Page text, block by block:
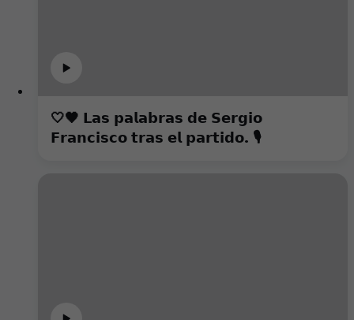
🤍🖤 𝗟𝗮𝘀 𝗽𝗮𝗹𝗮𝗯𝗿𝗮𝘀 𝗱𝗲 𝗦𝗲𝗿𝗴𝗶𝗼
𝗙𝗿𝗮𝗻𝗰𝗶𝘀𝗰𝗼 𝘁𝗿𝗮𝘀 𝗲𝗹 𝗽𝗮𝗿𝘁𝗶𝗱𝗼. 🎙️